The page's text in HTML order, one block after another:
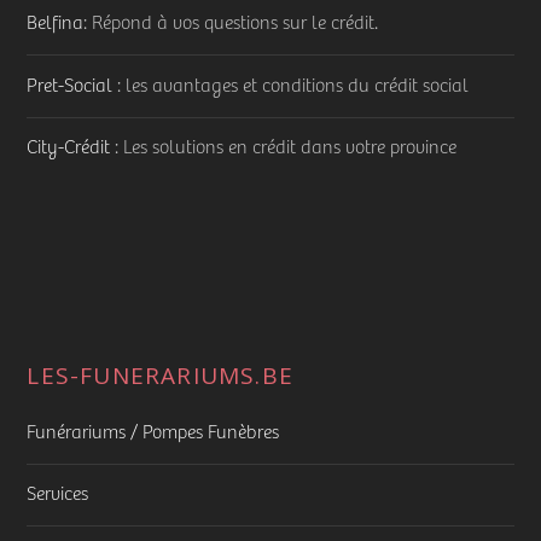
Belfina: Répond à vos questions sur le crédit.
Pret-Social : les avantages et conditions du crédit social
City-Crédit : Les solutions en crédit dans votre province
LES-FUNERARIUMS.BE
Funérariums / Pompes Funèbres
Services